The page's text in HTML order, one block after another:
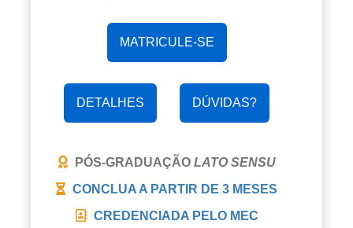
MATRICULE-SE
DETALHES DÚVIDAS?
PÓS-GRADUAÇÃO LATO SENSU
CONCLUA A PARTIR DE 3 MESES
CREDENCIADA PELO MEC